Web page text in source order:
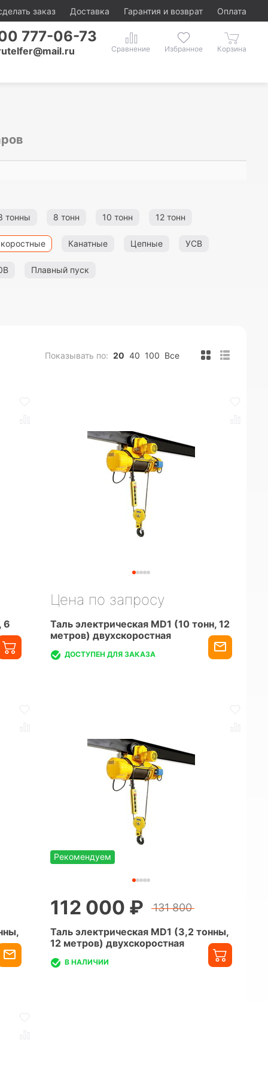
заказ Доставка Гарантия и возврат Оплата
777-06-73
тонны 8 тонн 10 тонн 12 тонн
Канатные Цепные УСВ
Плавный пуск
Показывать по: 20 40 100 Все
6
Таль электрическая MD1 (10 тонн, 12
метров) двухскоростная
ДОСТУПЕН ДЛЯ ЗАКАЗА
Цена по запросу
Таль электрическая MD1 (3,2 тонны,
12 метров) двухскоростная
Рекомендуем
В НАЛИЧИИ
112 000 ₽ 131 800